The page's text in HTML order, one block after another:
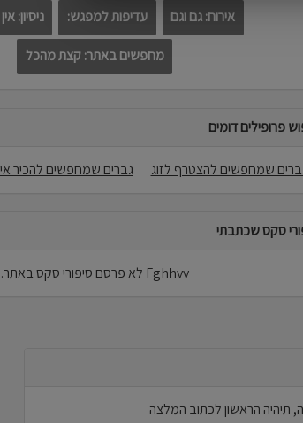
אירוח: גם וגם עדיפות למפגש: ניסיון:
מחפשים באתר: קצת מהכל
פרופילים דומים
שמחפשים להצטרף לזוג גברים שמחפשים להכיר
סקס שכתבתי
Fghhvv לא פרסם סיפורי סקס באתר.
תיהיה הראשון לכתוב המלצה